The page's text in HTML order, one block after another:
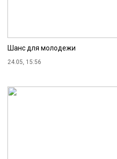
Шанс для молодежи
24.05, 15:56